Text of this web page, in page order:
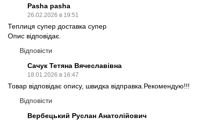
Pasha pasha
26.02.2026 в 19:51
Теплиця супер доставка супер
Опис відповідає.
Відповісти
Сачук Тетяна Вячеславівна
18.01.2026 в 16:47
Товар відповідає опису, швидка відправка.Рекомендую!!!
Відповісти
Вербецький Руслан Анатолійович